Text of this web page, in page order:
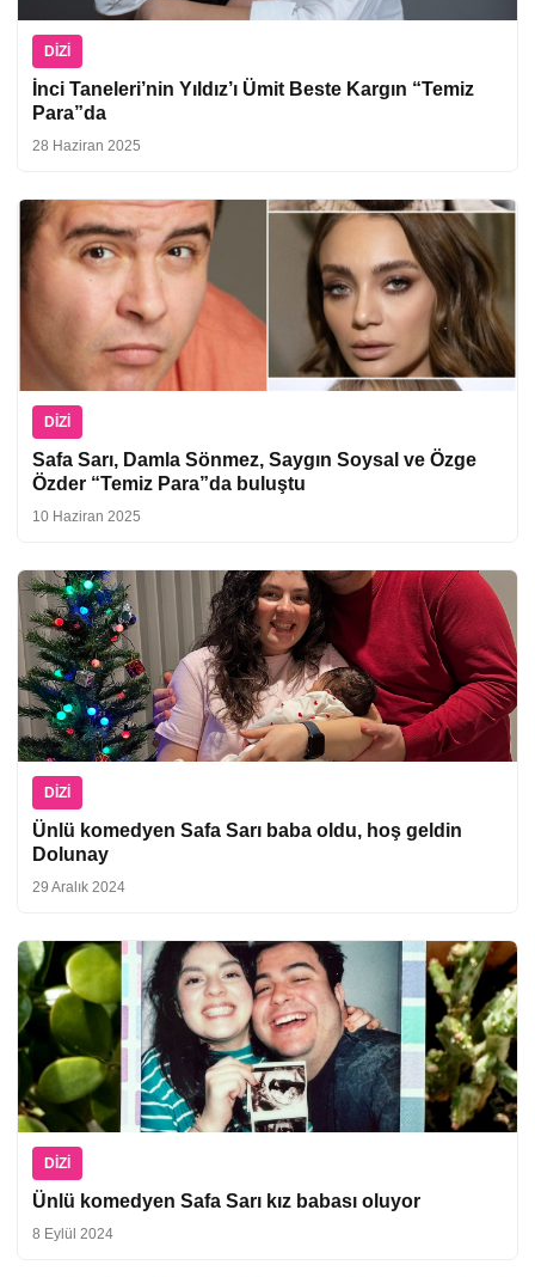
DIZI
İnci Taneleri’nin Yıldız’ı Ümit Beste Kargın “Temiz
Para”da
28 Haziran 2025
DIZI
Safa Sarı, Damla Sönmez, Saygın Soysal ve Özge
Özder “Temiz Para”da buluştu
10 Haziran 2025
DIZI
Ünlü komedyen Safa Sarı baba oldu, hoş geldin
Dolunay
29 Aralık 2024
DIZI
Ünlü komedyen Safa Sarı kız babası oluyor
8 Eylül 2024